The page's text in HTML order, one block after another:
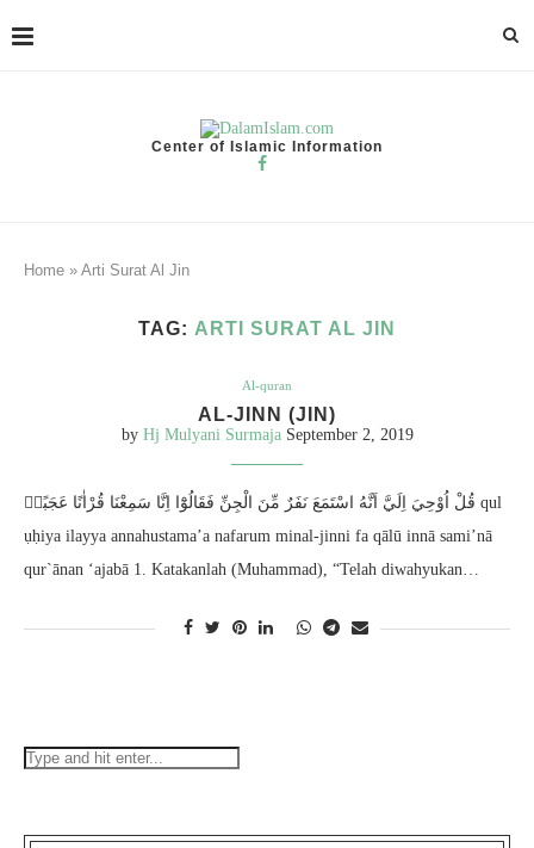
Center of Islamic Information
Home » Arti Surat Al Jin
TAG: ARTI SURAT AL JIN
Al-quran
AL-JINN (JIN)
by Hj Mulyani Surmaja September 2, 2019
قُلْ اُوْحِيَ اِلَيَّ اَنَّهُ اسْتَمَعَ نَفَرٌ مِّنَ الْجِنِّ فَقَالُوْٓا اِنَّا سَمِعْنَا قُرْاٰنًا عَجَبًاۙ qul
ụḥiya ilayya annahustama’a nafarum minal-jinni fa qālū innā sami’nā
qur`ānan ‘ajabā 1. Katakanlah (Muhammad), “Telah diwahyukan…